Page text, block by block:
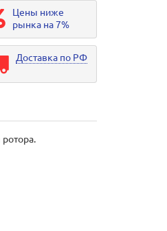
Цены ниже
рынка на 7%
Доставка по РФ